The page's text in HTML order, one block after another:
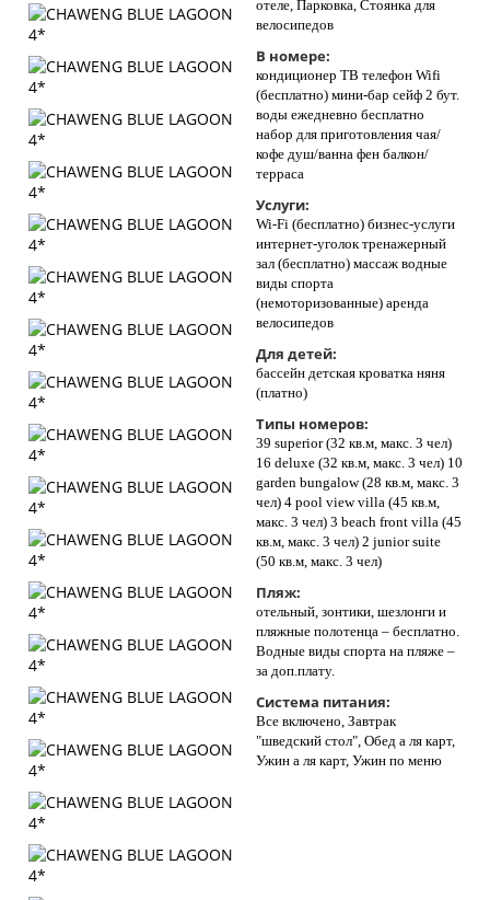
отеле, Парковка, Стоянка для
велосипедов
В номере:
кондиционер ТВ телефон Wifi
(бесплатно) мини-бар сейф 2 бут.
воды ежедневно бесплатно
набор для приготовления чая/
кофе душ/ванна фен балкон/
терраса
Услуги:
Wi-Fi (бесплатно) бизнес-услуги
интернет-уголок тренажерный
зал (бесплатно) массаж водные
виды спорта
(немоторизованные) аренда
велосипедов
Для детей:
бассейн детская кроватка няня
(платно)
Типы номеров:
39 superior (32 кв.м, макс. 3 чел)
16 deluxe (32 кв.м, макс. 3 чел) 10
garden bungalow (28 кв.м, макс. 3
чел) 4 pool view villa (45 кв.м,
макс. 3 чел) 3 beach front villa (45
кв.м, макс. 3 чел) 2 junior suite
(50 кв.м, макс. 3 чел)
Пляж:
отельный, зонтики, шезлонги и
пляжные полотенца – бесплатно.
Водные виды спорта на пляже –
за доп.плату.
Система питания:
Все включено, Завтрак
"шведский стол", Обед а ля карт,
Ужин а ля карт, Ужин по меню